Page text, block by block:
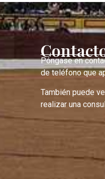
Póngase en
de teléfono que
También puede
realizar una